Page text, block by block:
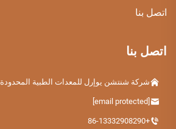
اتصل بنا
اتصل بنا
شركة شنتشن يوإرل للمعدات الطبية المحدودة
+86-13332908290